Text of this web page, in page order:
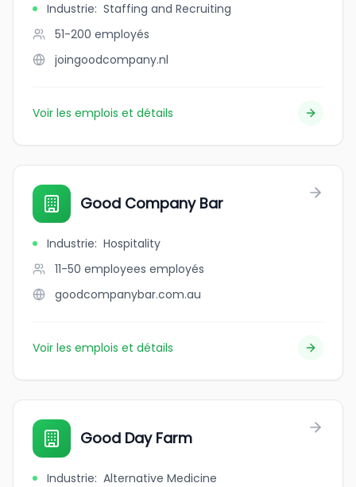
Industrie: Staffing and Recruiting
51-200 employés
joingoodcompany.nl
Voir les emplois et détails
Good Company Bar
Industrie: Hospitality
11-50 employees employés
goodcompanybar.com.au
Voir les emplois et détails
Good Day Farm
Industrie: Alternative Medicine